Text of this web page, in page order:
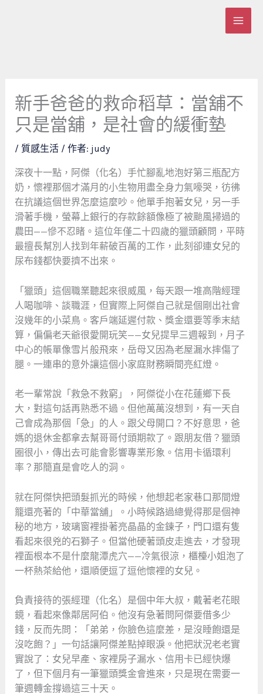
新手爸爸的救命稻草：當舖不
只是當舖，是社會的緩衝墊
/ 質感生活/ 作者: judy
深夜十一點，阿傑（化名）手忙腳亂地泡好第三瓶配方
奶，懷裡那個才滿月的小生物用盡全身力氣嚎哭，彷彿
在抗議這個世界怎麼這麼吵。他單手抱著女兒，另一手
滑著手機，螢幕上銀行的存款餘額像極了被颱風掃過的
農田——慘不忍睹。這位年僅二十四歲的獵頭顧問，平時
最擅長幫別人找到年薪破百萬的工作，此刻卻連女兒的
尿布錢都快要擠不出來。
「獵頭」這個職業聽起來很威風，每天跟一堆高階經理
人喝咖啡、談職涯，但實際上阿傑自己就是個剛出社會
沒幾年的小菜鳥。客戶端延遲付款、獎金還要等季末結
算，偏偏老天爺很愛開玩笑——女兒提早三週報到，月子
中心的帳單像雪片般飛來，岳母又因為老屋漏水摔傷了
腿。一連串的意外讓這個小家庭財務瞬間亮紅燈。
老一輩常說「救急不救窮」，阿傑從小在花蓮鄉下長
大，對這句話再熟悉不過。但他萬萬沒想到，有一天自
己會成為那個「急」的人。跟父母開口？不好意思，爸
媽的退休金都拿去幫哥哥付頭期款了。跟朋友借？獵頭
圈很小，傳出去可能會影響專業形象。信用卡循環利
率？那簡直是會吃人的洞。
就在阿傑快把頭髮抓光的時候，他想起老家巷口那間燈
籠還亮著的「中華當舖」。小時候路過總覺得那是個神
秘的地方，玻璃窗裡掛著亮晶晶的金鍊子，門口還有隻
看起來很兇的石獅子。但當他硬著頭皮走進去，才發現
裡面根本不是什麼龍潭虎穴——冷氣很涼，櫃檯小姐泡了
一杯熱茶給他，還順便逗了逗他懷裡的女兒。
負責接待的張經理（化名）是個中年大叔，戴著老花眼
鏡，看起來像鄰居阿伯。他沒有急著問阿傑要借多少
錢，反而先問：「弟弟，你臉色這麼差，是沒睡飽還是
沒吃飽？」一句話讓阿傑差點掉眼淚。他把狀況老老實
實說了：女兒早產、家裡房子漏水、信用卡已經快爆
了，但下個月有一筆獵頭獎金會進來，只是現在需要一
筆週轉金撐過這三十天。